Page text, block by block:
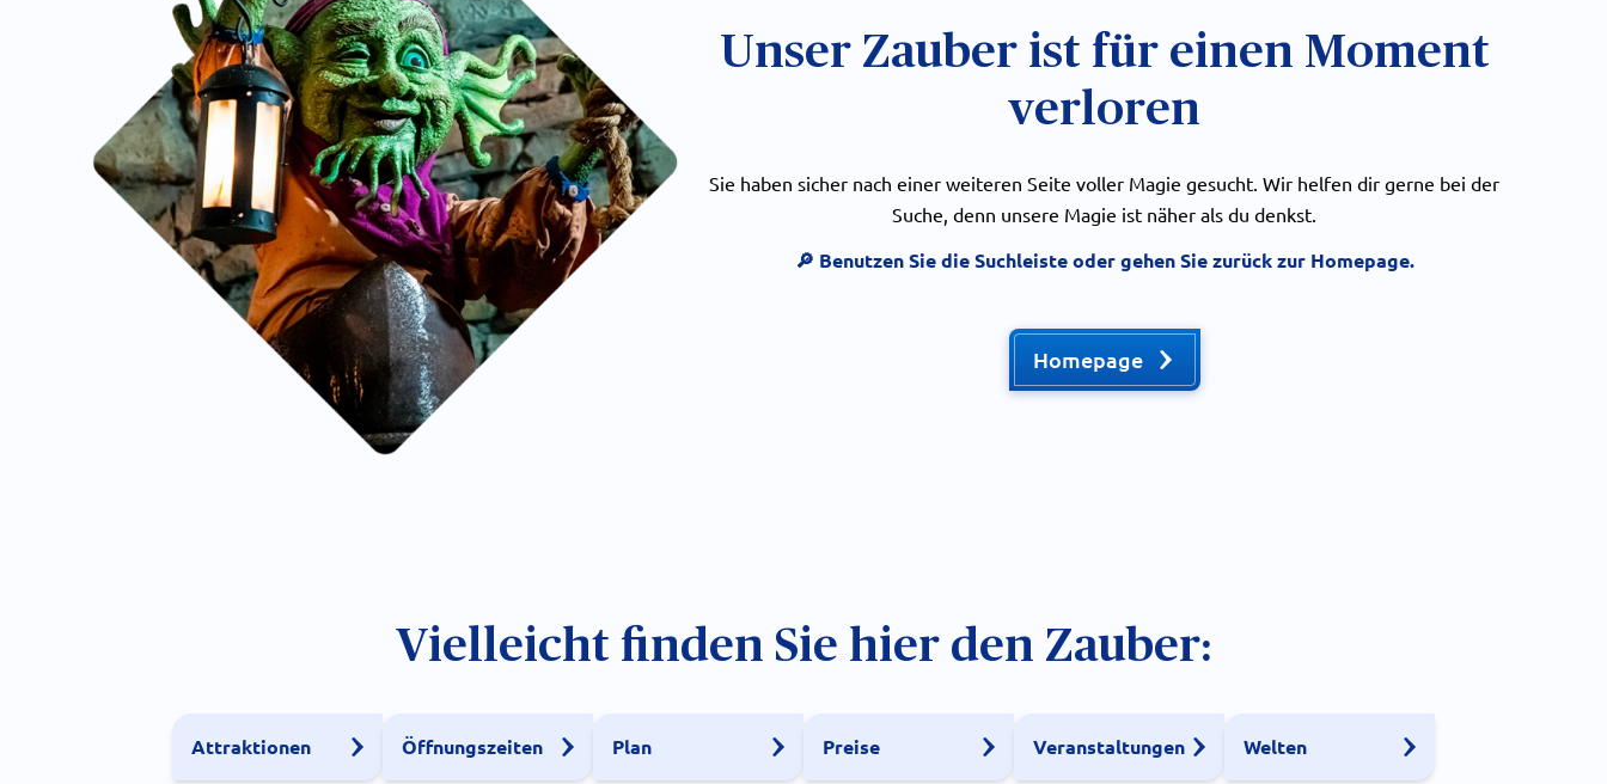
Unser Zauber ist für einen Moment
verloren
Sie haben sicher nach einer weiteren Seite voller Magie gesucht. Wir helfen dir gerne bei der
Suche, denn unsere Magie ist näher als du denkst.
🔎 Benutzen Sie die Suchleiste oder gehen Sie zurück zur Homepage.
Homepage
Vielleicht finden Sie hier den Zauber:
Attraktionen Öffnungszeiten Plan Preise Veranstaltungen Welten